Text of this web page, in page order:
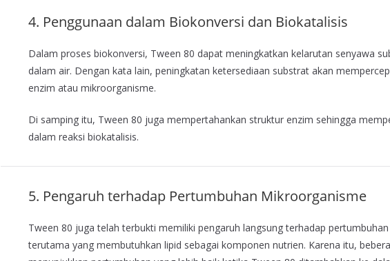
4. Penggunaan dalam Biokonversi dan Biokatalisis
Dalam proses biokonversi, Tween 80 dapat meningkatkan kelarutan senyawa
dalam air. Dengan kata lain, peningkatan ketersediaan substrat akan
enzim atau mikroorganisme.
Di samping itu, Tween 80 juga mempertahankan struktur enzim sehingga
dalam reaksi biokatalisis.
5. Pengaruh terhadap Pertumbuhan Mikroorganisme
Tween 80 juga telah terbukti memiliki pengaruh langsung terhadap
terutama yang membutuhkan lipid sebagai komponen nutrien. Karena itu,